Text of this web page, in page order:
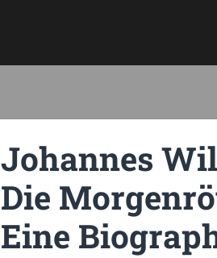
Johannes
Die
Eine